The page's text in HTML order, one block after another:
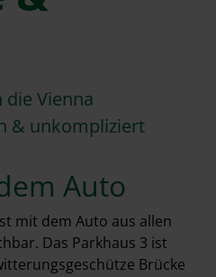
die Vienna
& unkompliziert
Auto
mit dem Auto aus allen
Das Parkhaus 3 ist
Brücke